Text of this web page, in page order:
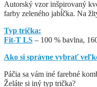
Autorský vzor inšpirovaný
farby zeleného jabĺčka. Na
Typ trička:
Fit-T LS – 100 % bavlna,
Ako si správne vybrať
Páčia sa vám iné farebné
Želáte si iný typ trička?